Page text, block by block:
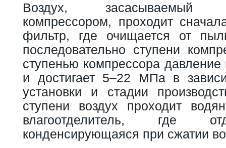
Воздух, засасываемый
компрессором, проходит
фильтр, где очищается от
последовательно ступени
ступенью компрессора давление
и достигает 5–22 МПа в
установки и стадии
ступени воздух проходит
влагоотделитель, где
конденсирующаяся при сжатии